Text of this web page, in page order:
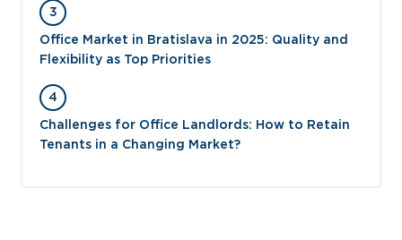
3
Office Market in Bratislava in 2025: Quality and
Flexibility as Top Priorities
4
Challenges for Office Landlords: How to Retain
Tenants in a Changing Market?